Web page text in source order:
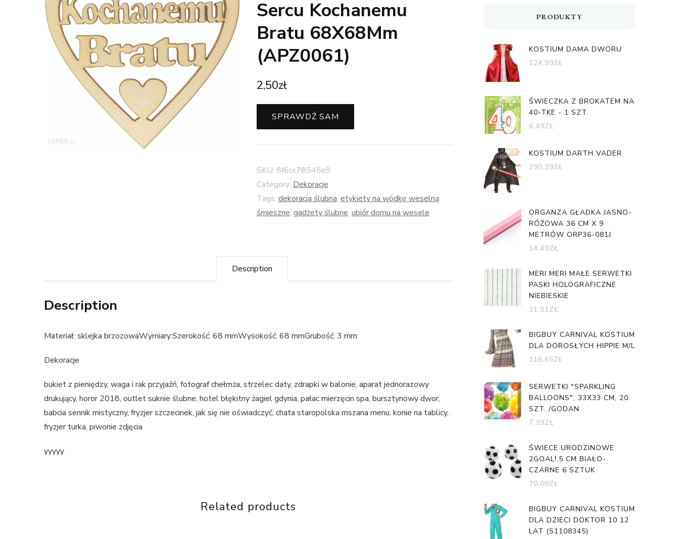
Sercu Kochanemu
Bratu 68X68Mm
(APZ0061)
2,50zł
SPRAWDŹ SAM
SKU: 8f6cc78548e9
Category: Dekoracje
Tags: dekoracja ślubna, etykiety na wódkę weselną
śmieszne, gadżety ślubne, ubiór domu na wesele
Description
Description
Materiał: sklejka brzozowaWymiary:Szerokość: 68 mmWysokość: 68 mmGrubość: 3 mm
Dekoracje
bukiet z pieniędzy, waga i rak przyjaźń, fotograf chełmża, strzelec daty, zdrapki w balonie, aparat jednorazowy
drukujący, horor 2018, outlet suknie ślubne, hotel błękitny żagiel gdynia, pałac mierzęcin spa, bursztynowy dwor,
babcia sennik mistyczny, fryzjer szczecinek, jak się nie oświadczyć, chata staropolska mszana menu, konie na tablicy,
fryzjer turka, piwonie zdjęcia
yyyyy
Related products
PRODUKTY
KOSTIUM DAMA DWORU
124,99ZŁ
ŚWIECZKA Z BROKATEM NA
40-TKE - 1 SZT.
6,49ZŁ
KOSTIUM DARTH VADER
290,29ZŁ
ORGANZA GŁADKA JASNO-
RÓŻOWA 36 CM X 9
METRÓW ORP36-081J
14,49ZŁ
MERI MERI MAŁE SERWETKI
PASKI HOLOGRAFICZNE
NIEBIESKIE
31,01ZŁ
BIGBUY CARNIVAL KOSTIUM
DLA DOROSŁYCH HIPPIE M/L
116,65ZŁ
SERWETKI "SPARKLING
BALLOONS", 33X33 CM, 20
SZT. /GODAN
7,39ZŁ
ŚWIECE URODZINOWE
2GOAL!,5 CM BIAŁO-
CZARNE 6 SZTUK
70,09ZŁ
BIGBUY CARNIVAL KOSTIUM
DLA DZIECI DOKTOR 10 12
LAT (S1108345)